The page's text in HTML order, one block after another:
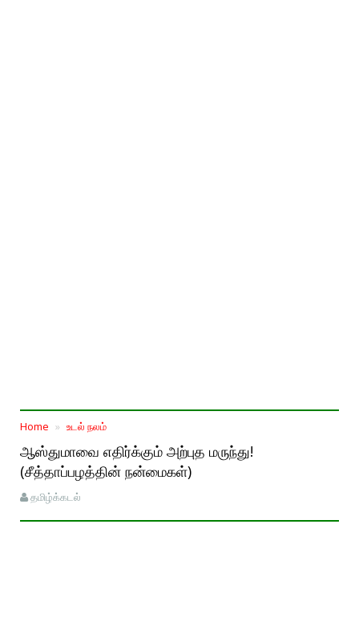
Home உடல் நலம்
ஆஸ்துமாவை எதிர்க்கும் அற்புத மருந்து!
(சீத்தாப்பழத்தின் நன்மைகள்)
தமிழ்க்கடல்